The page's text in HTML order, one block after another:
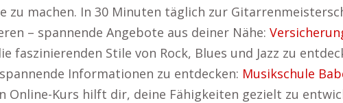
machen. In 30 Minuten täglich zur
– spannende Angebote aus deiner Nähe:
faszinierenden Stile von Rock, Blues und Jazz zu
Informationen zu entdecken: Musikschule
Kurs hilft dir, deine Fähigkeiten gezielt zu